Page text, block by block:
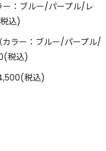
：ブルー/パープル/レ
込)
ラー：ブルー/パープル/
税込)
税込)